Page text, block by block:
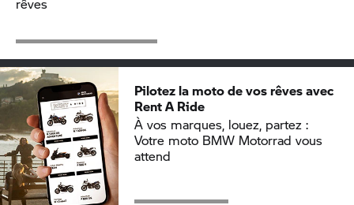
Pilotez la moto de vos rêves avec
Rent A Ride
À vos marques, louez, partez :
Votre moto BMW Motorrad vous
attend